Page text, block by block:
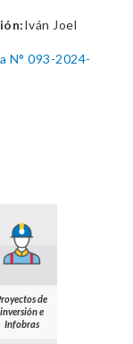
Iván Joel
N° 093-2024-
de
inversión e
Infobras